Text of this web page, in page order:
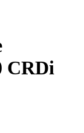
CRDi